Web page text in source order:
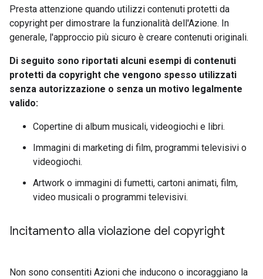
Presta attenzione quando utilizzi contenuti protetti da
copyright per dimostrare la funzionalità dell'Azione. In
generale, l'approccio più sicuro è creare contenuti originali.
Di seguito sono riportati alcuni esempi di contenuti
protetti da copyright che vengono spesso utilizzati
senza autorizzazione o senza un motivo legalmente
valido:
Copertine di album musicali, videogiochi e libri.
Immagini di marketing di film, programmi televisivi o
videogiochi.
Artwork o immagini di fumetti, cartoni animati, film,
video musicali o programmi televisivi.
Incitamento alla violazione del copyright
Non sono consentiti Azioni che inducono o incoraggiano la